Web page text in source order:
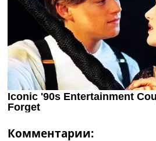
Комментарии: